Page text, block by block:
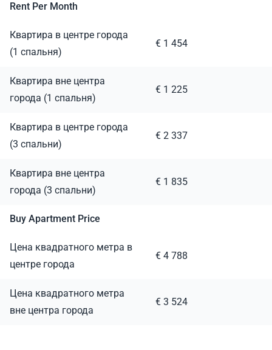
Rent Per Month
Квартира в центре города
(1 спальня)
€ 1 454
Квартира вне центра
города (1 спальня)
€ 1 225
Квартира в центре города
(3 спальни)
€ 2 337
Квартира вне центра
города (3 спальни)
€ 1 835
Buy Apartment Price
Цена квадратного метра в
центре города
€ 4 788
Цена квадратного метра
вне центра города
€ 3 524